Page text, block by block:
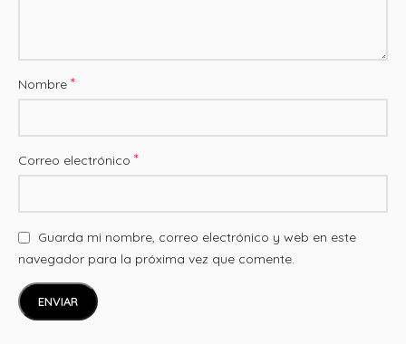
Nombre *
Correo electrónico *
Guarda mi nombre, correo electrónico y web en este
navegador para la próxima vez que comente.